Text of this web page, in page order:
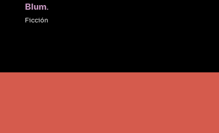
Blum.
Ficción